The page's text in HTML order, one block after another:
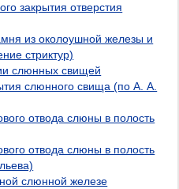
закрытия отверстия
из околоушной железы и
стриктур)
слюнных свищей
слюнного свища (по А. А.
отвода слюны в полость
отвода слюны в полость
слюнной железе